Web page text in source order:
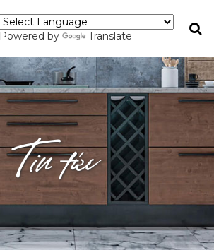
Powered by Translate
Tin tức